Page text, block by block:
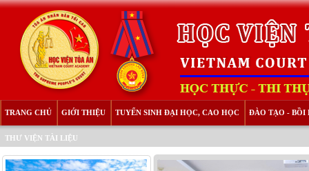
TRANG CHỦ GIỚI THIỆU TUYỂN SINH ĐẠI HỌC, CAO HỌC ĐÀO TẠO - BỒI
THƯ VIỆN TÀI LIỆU